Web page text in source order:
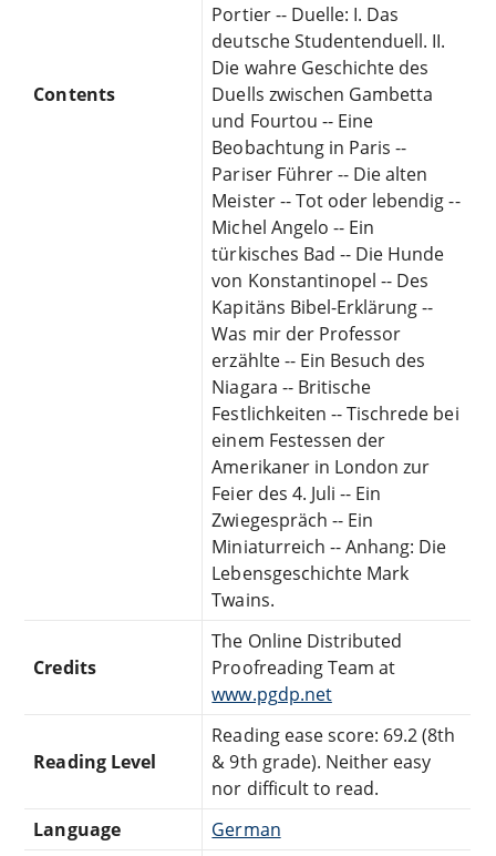
Contents
Portier -- Duelle: I. Das
deutsche Studentenduell. II.
Die wahre Geschichte des
Duells zwischen Gambetta
und Fourtou -- Eine
Beobachtung in Paris --
Pariser Führer -- Die alten
Meister -- Tot oder lebendig --
Michel Angelo -- Ein
türkisches Bad -- Die Hunde
von Konstantinopel -- Des
Kapitäns Bibel-Erklärung --
Was mir der Professor
erzählte -- Ein Besuch des
Niagara -- Britische
Festlichkeiten -- Tischrede bei
einem Festessen der
Amerikaner in London zur
Feier des 4. Juli -- Ein
Zwiegespräch -- Ein
Miniaturreich -- Anhang: Die
Lebensgeschichte Mark
Twains.
Credits
The Online Distributed
Proofreading Team at
www.pgdp.net
Reading Level
Reading ease score: 69.2 (8th
& 9th grade). Neither easy
nor difficult to read.
Language
German